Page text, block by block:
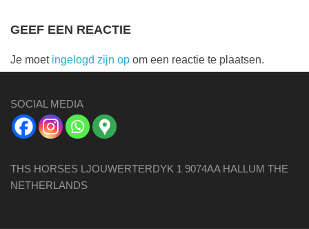
GEEF EEN REACTIE
Je moet ingelogd zijn op om een reactie te plaatsen.
SOCIAL MEDIA
THS HORSES LJOUWERTERDYK 1 9074AA HALLUM THE
NETHERLANDS